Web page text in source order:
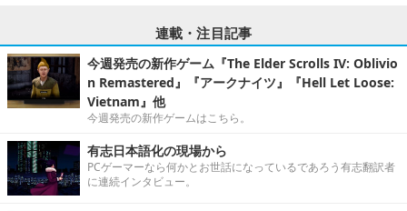
連載・注目記事
今週発売の新作ゲーム『The Elder Scrolls IV: Oblivio
n Remastered』『アークナイツ』『Hell Let Loose:
Vietnam』他
今週発売の新作ゲームはこちら。
有志日本語化の現場から
PCゲーマーなら何かとお世話になっているであろう有志翻訳者
に連続インタビュー。